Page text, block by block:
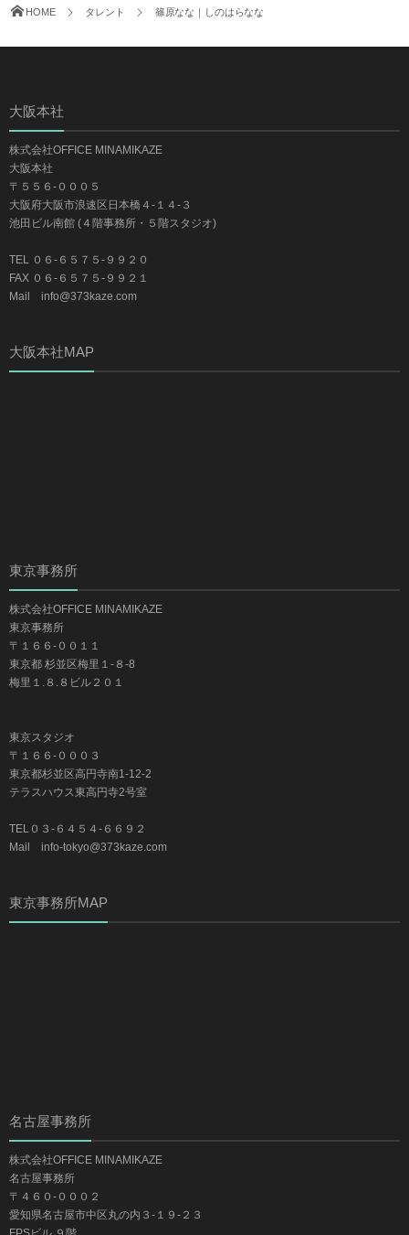
HOME タレント 篠原なな｜しのはらなな
大阪本社
株式会社OFFICE MINAMIKAZE
大阪本社
〒５５６-０００５
大阪府大阪市浪速区日本橋４-１４-３
池田ビル南館 (４階事務所・５階スタジオ)
TEL ０６-６５７５-９９２０
FAX ０６-６５７５-９９２１
Mail info@373kaze.com
大阪本社MAP
東京事務所
株式会社OFFICE MINAMIKAZE
東京事務所
〒１６６-００１１
東京都 杉並区梅里１-８-8
梅里１.８.８ビル２０１
東京スタジオ
〒１６６-０００３
東京都杉並区高円寺南1-12-2
テラスハウス東高円寺2号室
TEL０３-６４５４-６６９２
Mail info-tokyo@373kaze.com
東京事務所MAP
名古屋事務所
株式会社OFFICE MINAMIKAZE
名古屋事務所
〒４６０-０００２
愛知県名古屋市中区丸の内３-１９-２３